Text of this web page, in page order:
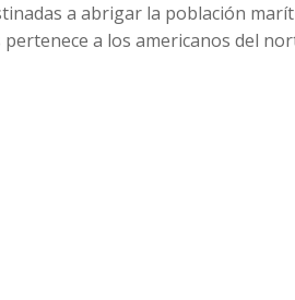
a abrigar la población
a los americanos del